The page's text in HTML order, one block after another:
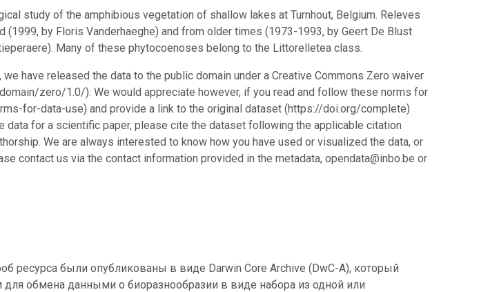
study of the amphibious vegetation of shallow lakes at Turnhout, Belgium. Releves
by Floris Vanderhaeghe) and from older times (1973-1993, by Geert De Blust
Many of these phytocoenoses belong to the Littorelletea class.
have released the data to the public domain under a Creative Commons Zero waiver
zero/1.0/). We would appreciate however, if you read and follow these norms for
for-data-use) and provide a link to the original dataset (https://doi.org/complete)
data for a scientific paper, please cite the dataset following the applicable citation
We are always interested to know how you have used or visualized the data, or
contact us via the contact information provided in the metadata, opendata@inbo.be or
ресурса были опубликованы в виде Darwin Core Archive (DwC-A), который
обмена данными о биоразнообразии в виде набора из одной или